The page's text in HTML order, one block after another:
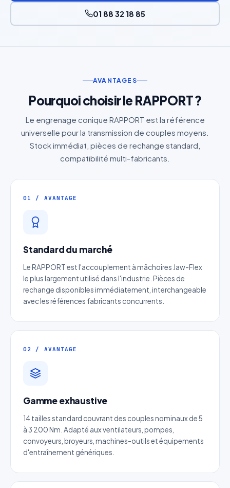
01 88 32 18 85
AVANTAGES
Pourquoi choisir le RAPPORT ?
Le engrenage conique RAPPORT est la référence
universelle pour la transmission de couples moyens.
Stock immédiat, pièces de rechange standard,
compatibilité multi-fabricants.
01 / AVANTAGE
Standard du marché
Le RAPPORT est l'accouplement à mâchoires Jaw-Flex
le plus largement utilisé dans l'industrie. Pièces de
rechange disponibles immédiatement, interchangeable
avec les références fabricants concurrents.
02 / AVANTAGE
Gamme exhaustive
14 tailles standard couvrant des couples nominaux de 5
à 3 200 Nm. Adapté aux ventilateurs, pompes,
convoyeurs, broyeurs, machines-outils et équipements
d'entraînement génériques.
Devis Page210 : Couple conique
en acier rapport 1/2
Réponse sous 24h — Sans engagement
Nom complet*